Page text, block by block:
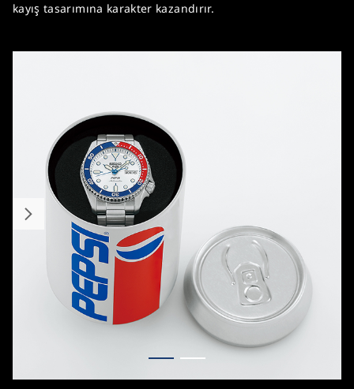
kayış tasarımına karakter kazandırır.